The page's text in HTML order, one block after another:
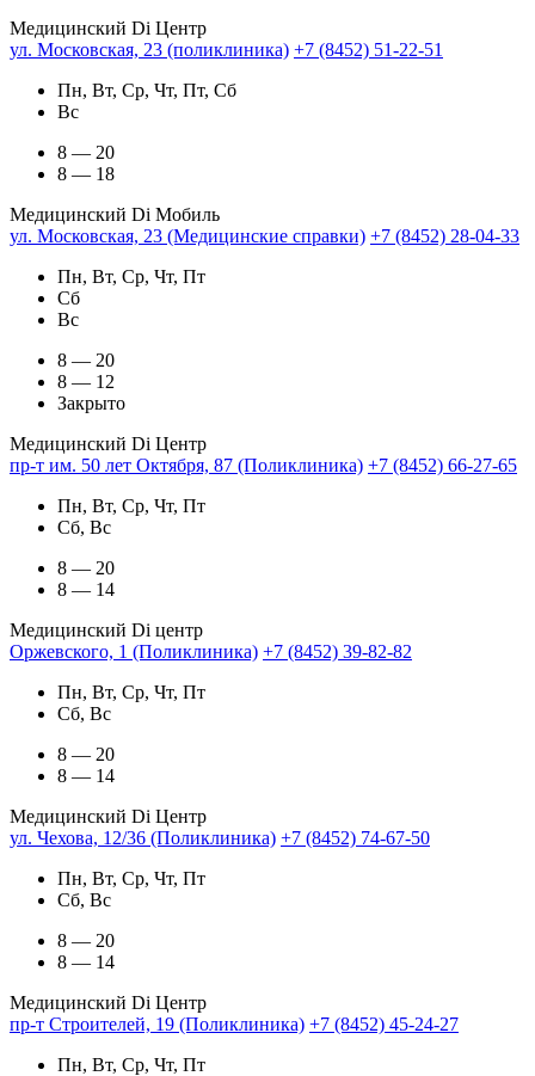
Медицинский Di Центр
ул. Московская, 23 (поликлиника) +7 (8452) 51-22-51
Пн, Вт, Ср, Чт, Пт, Сб
Вс
8 — 20
8 — 18
Медицинский Di Мобиль
ул. Московская, 23 (Медицинские справки) +7 (8452) 28-04-33
Пн, Вт, Ср, Чт, Пт
Сб
Вс
8 — 20
8 — 12
Закрыто
Медицинский Di Центр
пр-т им. 50 лет Октября, 87 (Поликлиника) +7 (8452) 66-27-65
Пн, Вт, Ср, Чт, Пт
Сб, Вс
8 — 20
8 — 14
Медицинский Di центр
Оржевского, 1 (Поликлиника) +7 (8452) 39-82-82
Пн, Вт, Ср, Чт, Пт
Сб, Вс
8 — 20
8 — 14
Медицинский Di Центр
ул. Чехова, 12/36 (Поликлиника) +7 (8452) 74-67-50
Пн, Вт, Ср, Чт, Пт
Сб, Вс
8 — 20
8 — 14
Медицинский Di Центр
пр-т Строителей, 19 (Поликлиника) +7 (8452) 45-24-27
Пн, Вт, Ср, Чт, Пт